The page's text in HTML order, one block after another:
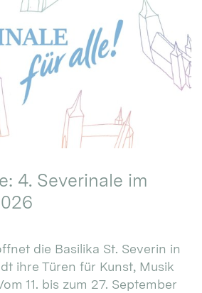
4. Severinale im
die Basilika St. Severin in
ihre Türen für Kunst, Musik
11. bis zum 27. September